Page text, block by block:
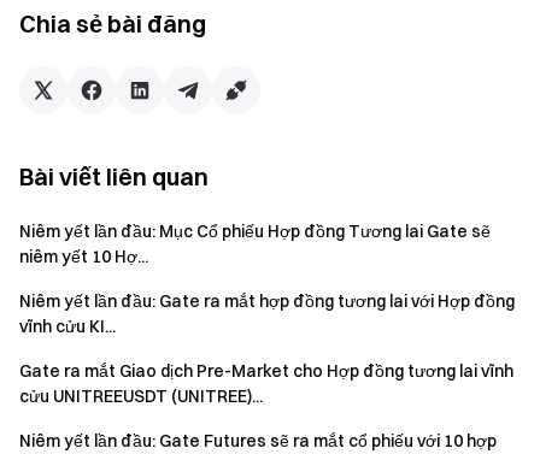
Chia sẻ bài đăng
Bài viết liên quan
Niêm yết lần đầu: Mục Cổ phiếu Hợp đồng Tương lai Gate sẽ
niêm yết 10 Hợ...
Niêm yết lần đầu: Gate ra mắt hợp đồng tương lai với Hợp đồng
vĩnh cửu KI...
Gate ra mắt Giao dịch Pre-Market cho Hợp đồng tương lai vĩnh
cửu UNITREEUSDT (UNITREE)...
Niêm yết lần đầu: Gate Futures sẽ ra mắt cổ phiếu với 10 hợp